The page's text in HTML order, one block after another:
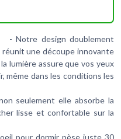
- Notre design doublement
une découpe innovante
lumière assure que vos yeux
même dans les conditions les
seulement elle absorbe la
lisse et confortable sur la
pour dormir pèse juste 30